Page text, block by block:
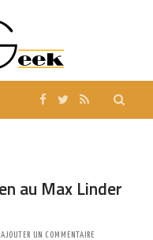
au Max Linder
AJOUTER UN COMMENTAIRE